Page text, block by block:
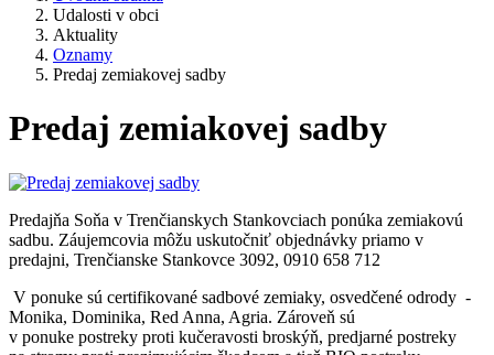
Udalosti v obci
Aktuality
Oznamy
Predaj zemiakovej sadby
Predaj zemiakovej sadby
Predajňa Soňa v Trenčianskych Stankovciach ponúka zemiakovú
sadbu. Záujemcovia môžu uskutočniť objednávky priamo v
predajni, Trenčianske Stankovce 3092, 0910 658 712
V ponuke sú certifikované sadbové zemiaky, osvedčené odrody -
Monika, Dominika, Red Anna, Agria. Zároveň sú
v ponuke postreky proti kučeravosti broskýň, predjarné postreky